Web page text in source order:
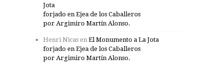
Jota
forjado en Ejea de los Caballeros
por Argimiro Martín Alonso.
Henri Nicas en El Monumento a La Jota
forjado en Ejea de los Caballeros
por Argimiro Martín Alonso.